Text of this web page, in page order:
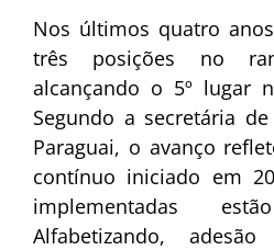
Nos últimos quatro
três posições no
alcançando o 5º lugar
Segundo a secretária
Paraguai, o avanço
contínuo iniciado em
implementadas
Alfabetizando,